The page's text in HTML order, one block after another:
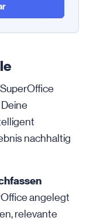
nachhaltig
angelegt
relevante